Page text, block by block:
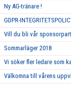
Ny AG-tränare !
GDPR-
Vill du bli vår
Sommarläger 2018
Vi söker fler ledare som
Välkomna till vårens